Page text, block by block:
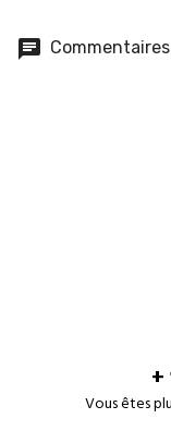
chat
Vous êtes